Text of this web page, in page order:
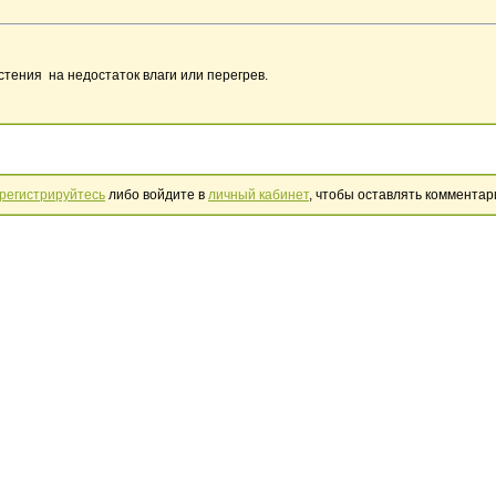
на недостаток влаги или перегрев.
либо войдите в личный кабинет, чтобы оставлять